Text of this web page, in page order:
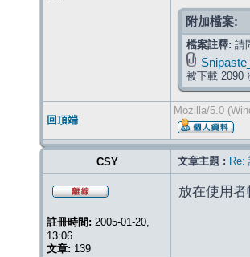
附加檔案:
檔案註釋: 請
被下載 2090
回頂端
Mozilla/5.0
CSY 文章主題 : Re:
註冊時間: 2005-01-20,
13:06
文章: 139
放在使用